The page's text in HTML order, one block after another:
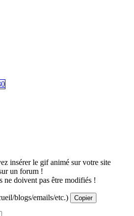
insérer le gif animé sur votre site
un forum !
ne doivent pas être modifiés !
blogs/emails/etc.) Copier